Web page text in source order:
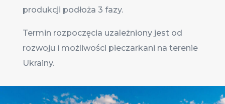
produkcji podłoża 3 fazy.
Termin rozpoczęcia uzależniony jest od
rozwoju i możliwości pieczarkani na terenie
Ukrainy.